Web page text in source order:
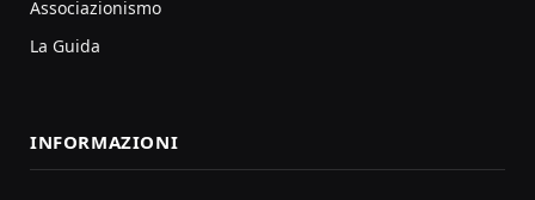
Associazionismo
La Guida
INFORMAZIONI